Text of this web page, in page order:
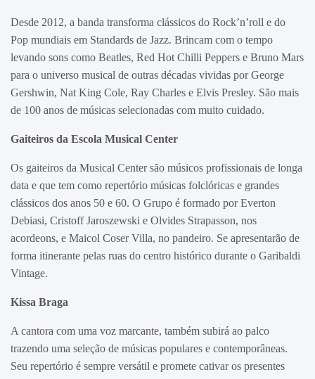
Desde 2012, a banda transforma clássicos do Rock’n’roll e do
Pop mundiais em Standards de Jazz. Brincam com o tempo
levando sons como Beatles, Red Hot Chilli Peppers e Bruno Mars
para o universo musical de outras décadas vividas por George
Gershwin, Nat King Cole, Ray Charles e Elvis Presley. São mais
de 100 anos de músicas selecionadas com muito cuidado.
Gaiteiros da Escola Musical Center
Os gaiteiros da Musical Center são músicos profissionais de longa
data e que tem como repertório músicas folclóricas e grandes
clássicos dos anos 50 e 60. O Grupo é formado por Everton
Debiasi, Cristoff Jaroszewski e Olvides Strapasson, nos
acordeons, e Maicol Coser Villa, no pandeiro. Se apresentarão de
forma itinerante pelas ruas do centro histórico durante o Garibaldi
Vintage.
Kissa Braga
A cantora com uma voz marcante, também subirá ao palco
trazendo uma seleção de músicas populares e contemporâneas.
Seu repertório é sempre versátil e promete cativar os presentes